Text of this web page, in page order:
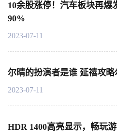
10余股涨停！汽车板块再爆
90%
2023-07-11
尔晴的扮演者是谁 延禧攻
2023-07-11
HDR 1400高亮显示，畅玩